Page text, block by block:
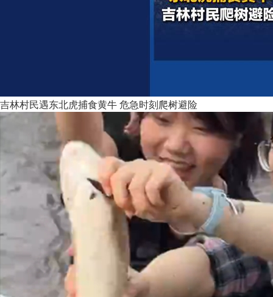
吉林村民遇东北虎捕食黄牛 危急时刻爬树避险